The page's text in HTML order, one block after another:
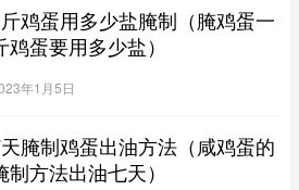
鸡蛋用多少盐腌制（腌鸡蛋一
鸡蛋要用多少盐）
年1月5日
腌制鸡蛋出油方法（咸鸡蛋的
制方法出油七天）